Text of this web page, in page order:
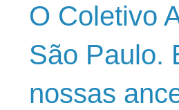
O Coletivo
São Paulo.
nossas